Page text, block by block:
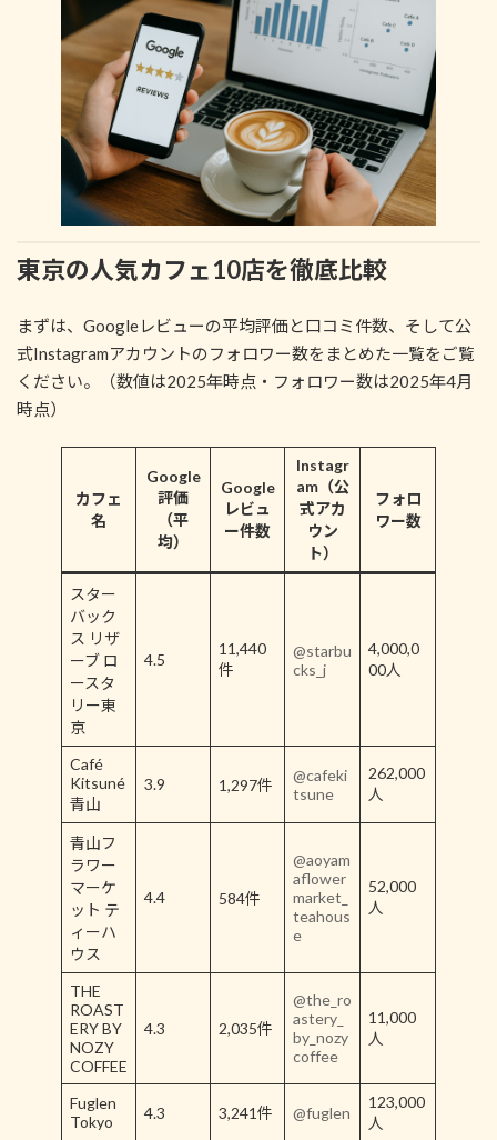
東京の人気カフェ10店を徹底比較
まずは、Googleレビューの平均評価と口コミ件数、そして公
式Instagramアカウントのフォロワー数をまとめた一覧をご覧
ください。（数値は2025年時点・フォロワー数は2025年4月
時点）
カフェ
名
Google
評価
（平
均）
Google
レビュ
ー件数
Instagr
am（公
式アカ
ウン
ト）
フォロ
ワー数
スター
バック
ス リザ
ーブ ロ
ースタ
リー東
京
4.5
11,440
件
@starbu
cks_j
4,000,0
00人
Café
Kitsuné
青山
3.9 1,297件
@cafeki
tsune
262,000
人
青山フ
ラワー
マーケ
ット テ
ィーハ
ウス
4.4 584件
@aoyam
aflower
market_
teahous
e
52,000
人
THE
ROAST
ERY BY
NOZY
COFFEE
4.3 2,035件
@the_ro
astery_
by_nozy
coffee
11,000
人
Fuglen
Tokyo
4.3 3,241件 @fuglen
123,000
人